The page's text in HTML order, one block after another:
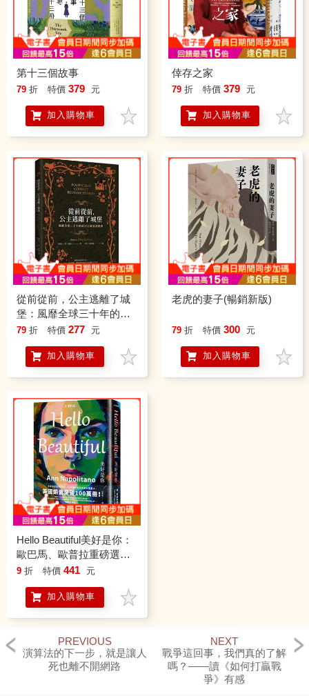
第十三個故事
79 折 特價 379 元
加入購物車
倖存之家
79 折 特價 379 元
加入購物車
從前從前，公主逃離了城
堡：風靡全球三十年的政
治正確童話經典
79 折 特價 277 元
加入購物車
老虎的妻子(暢銷新版)
79 折 特價 300 元
加入購物車
Hello Beautiful美好是你：
歐巴馬、歐普拉重磅選
書，美國暢銷100萬部的感
9 折 特價 441 元
加入購物車
PREVIOUS
演算法的下一步，就是讓人
死也離不開網路
NEXT
戰爭這回事，我們真的了解
嗎？——讀《如何打贏戰
爭》有感